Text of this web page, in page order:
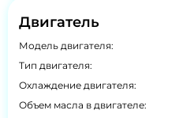
Двигатель
Модель двигателя:
Тип двигателя:
Охлаждение двигателя:
Объем масла в двигателе: